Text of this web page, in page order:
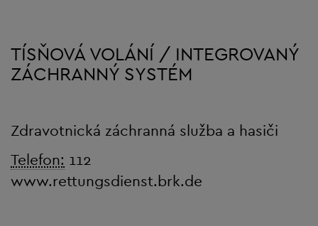
TÍSŇOVÁ VOLÁNÍ / INTEGROVANÝ
ZÁCHRANNÝ SYSTÉM
Zdravotnická záchranná služba a hasiči
Telefon: 112
www.rettungsdienst.brk.de